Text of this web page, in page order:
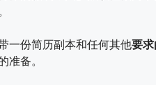
一份简历副本和任何其他要
准备。